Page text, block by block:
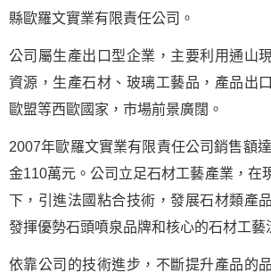
縣歐羅文實業有限責任公司。
公司屬生產出口型企業，主要利用通山
資源，生產石材、玻璃工藝品，產品出
歐盟等西歐國家，市場前景廣闊。
2007年歐羅文實業有限責任公司銷售額
金110萬元。公司立足石材工藝產業，在
下，引進法國粘合技術，發展石材類產
發揮優勢石頭噴泉品牌和核心的石材工藝
依靠公司的技術進步，不斷提升產品的